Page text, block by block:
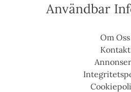
Användbar
Om Oss
Kontakt